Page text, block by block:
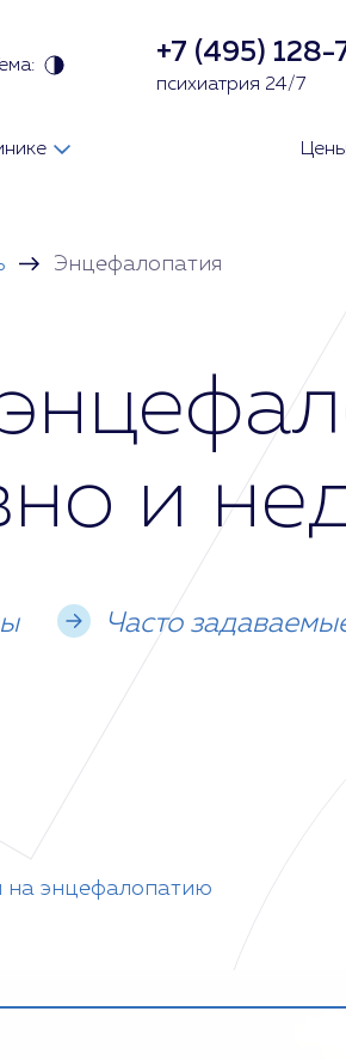
+7 (495)
психиатрия 24/7
Цены
Энцефалопатия
и
Часто
на энцефалопатию